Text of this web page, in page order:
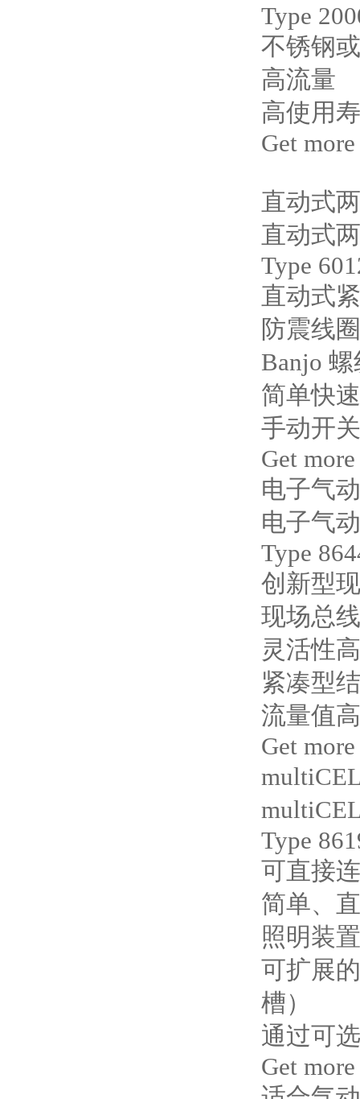
Type
不锈钢
高流量
高使用
Get
直动式
直动式
Type
直动式
防震线圈
Banjo
简单快
手动开
Get
电子气
电子气
Type
创新型
现场总
灵活性高
紧凑型
流量值高
Get
Type
可直接
简单、
照明装
可扩展
槽）
通过可
Get